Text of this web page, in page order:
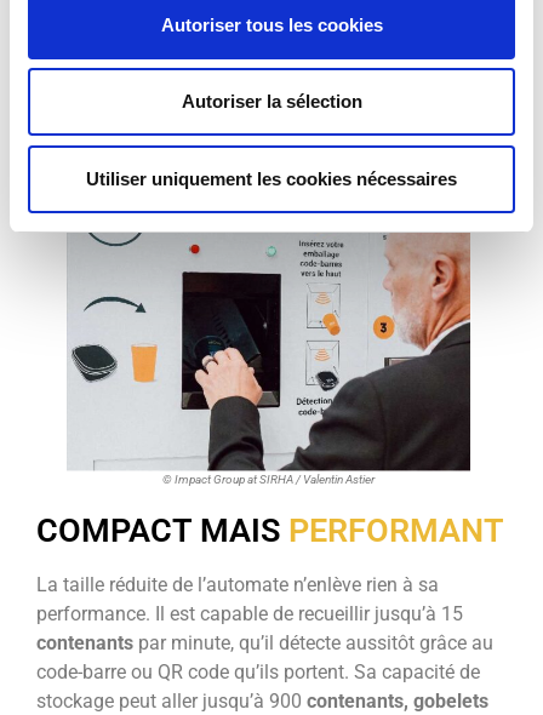
Autoriser tous les cookies
Autoriser la sélection
Utiliser uniquement les cookies nécessaires
© Impact Group at SIRHA / Valentin Astier
COMPACT MAIS PERFORMANT
La taille réduite de l’automate n’enlève rien à sa
performance. Il est capable de recueillir jusqu’à 15
contenants par minute, qu’il détecte aussitôt grâce au
code-barre ou QR code qu’ils portent. Sa capacité de
stockage peut aller jusqu’à 900 contenants, gobelets